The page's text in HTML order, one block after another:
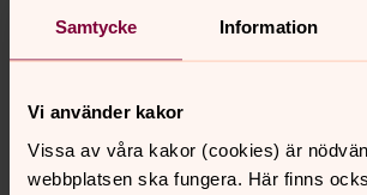
Samtycke Information
Vi använder kakor
Vissa av våra kakor (cookies) är
webbplatsen ska fungera. Här finns
Synpunkter eller frågor på
innehåll?
ystad-